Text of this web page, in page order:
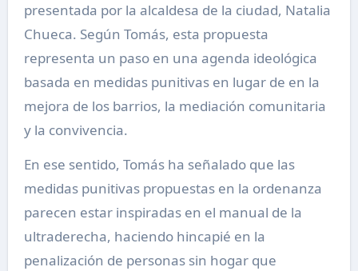
presentada por la alcaldesa de la ciudad, Natalia
Chueca. Según Tomás, esta propuesta
representa un paso en una agenda ideológica
basada en medidas punitivas en lugar de en la
mejora de los barrios, la mediación comunitaria
y la convivencia.
En ese sentido, Tomás ha señalado que las
medidas punitivas propuestas en la ordenanza
parecen estar inspiradas en el manual de la
ultraderecha, haciendo hincapié en la
penalización de personas sin hogar que